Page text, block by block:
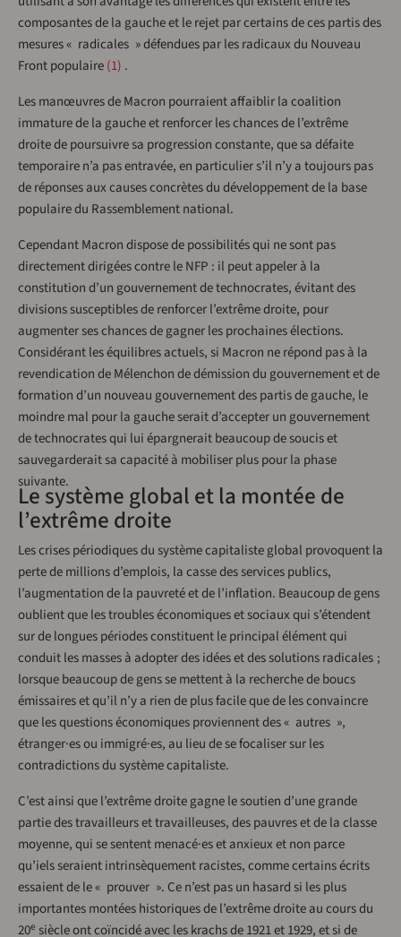
composantes de la gauche et le rejet par certains de ces partis des
mesures « radicales » défendues par les radicaux du Nouveau
Front populaire 1 .
Les manœuvres de Macron pourraient affaiblir la coalition
immature de la gauche et renforcer les chances de l’extrême
droite de poursuivre sa progression constante, que sa défaite
temporaire n’a pas entravée, en particulier s’il n’y a toujours pas
de réponses aux causes concrètes du développement de la base
populaire du Rassemblement national.
Cependant Macron dispose de possibilités qui ne sont pas
directement dirigées contre le NFP : il peut appeler à la
constitution d’un gouvernement de technocrates, évitant des
divisions susceptibles de renforcer l’extrême droite, pour
augmenter ses chances de gagner les prochaines élections.
Considérant les équilibres actuels, si Macron ne répond pas à la
revendication de Mélenchon de démission du gouvernement et de
formation d’un nouveau gouvernement des partis de gauche, le
moindre mal pour la gauche serait d’accepter un gouvernement
de technocrates qui lui épargnerait beaucoup de soucis et
sauvegarderait sa capacité à mobiliser plus pour la phase
suivante.
Le système global et la montée de
l’extrême droite
Les crises périodiques du système capitaliste global provoquent la
perte de millions d’emplois, la casse des services publics,
l’augmentation de la pauvreté et de l’inflation. Beaucoup de gens
oublient que les troubles économiques et sociaux qui s’étendent
sur de longues périodes constituent le principal élément qui
conduit les masses à adopter des idées et des solutions radicales ;
lorsque beaucoup de gens se mettent à la recherche de boucs
émissaires et qu’il n’y a rien de plus facile que de les convaincre
que les questions économiques proviennent des « autres »,
étranger·es ou immigré·es, au lieu de se focaliser sur les
contradictions du système capitaliste.
C’est ainsi que l’extrême droite gagne le soutien d’une grande
partie des travailleurs et travailleuses, des pauvres et de la classe
moyenne, qui se sentent menacé·es et anxieux et non parce
qu’iels seraient intrinsèquement racistes, comme certains écrits
essaient de le « prouver ». Ce n’est pas un hasard si les plus
importantes montées historiques de l’extrême droite au cours du
20e siècle ont coïncidé avec les krachs de 1921 et 1929, et si de